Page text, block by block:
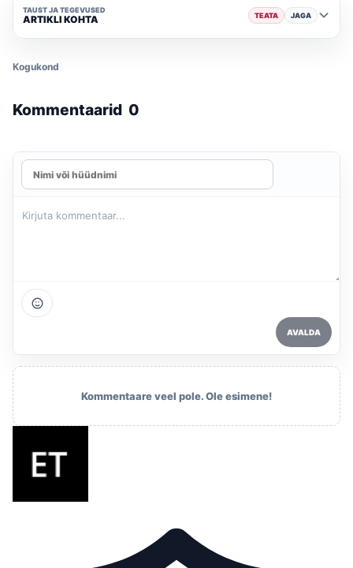
TAUST JA TEGEVUSED
ARTIKLI KOHTA TEATA JAGA
Kogukond
Kommentaarid 0
AVALDA
Kommentaare veel pole. Ole esimene!